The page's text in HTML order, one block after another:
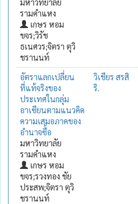
รามคำแหง
เกษร หอม
ขจร;วิรัช
ธเนศวร;จิตรา ตุวิ
ชรานนท์
อัตราแลกเปลี่ยน
ที่แท้จริงของ
ประเทศในกลุ่ม
อาเซียนตามแนวคิด
ความเสมอภาคของ
อำนาจซื้อ
มหาวิทยาลัย
รามคำแหง
เกษร หอม
ขจร;รวงทอง ชัย
ประสพ;จิตรา ตุวิ
ชรานนท์
วิเชียร สรสิ
ริ.